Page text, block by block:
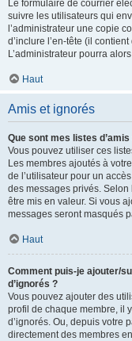
Le formulaire de courrier
suivre les utilisateurs qui
l’administrateur une copie
d’inclure l’en-tête (il
L’administrateur pourra
Haut
Amis et ignorés
Que sont mes listes d’amis
Vous pouvez utiliser ces
Les membres ajoutés à
de l’utilisateur pour un
des messages privés.
être mis en valeur. Si vous
messages seront masqués
Haut
Comment puis-je ajouter/
d’ignorés ?
Vous pouvez ajouter des
profil de chaque membre, il
d’ignorés. Ou, depuis votre
directement des membres